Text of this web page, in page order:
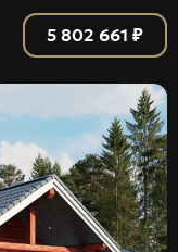
5 802 661 ₽